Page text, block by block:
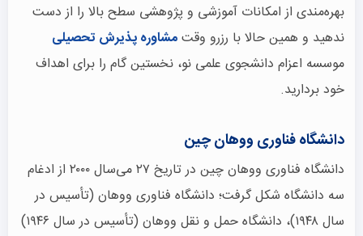
بهره‌مندی از امکانات آموزشی و پژوهشی سطح بالا را از دست
ندهید و همین حالا با رزرو وقتمشاوره پذیرش تحصیلی
موسسه اعزام دانشجوی علمی نو، نخستین گام را برای اهداف
خود بردارید.
دانشگاه فناوری ووهان چین
دانشگاه فناوری ووهان چین در تاریخ ۲۷ می‌سال ۲۰۰۰ از ادغام
سه دانشگاه شکل گرفت؛ دانشگاه فناوری ووهان (تأسیس در
سال ۱۹۴۸)، دانشگاه حمل و نقل ووهان (تأسیس در سال ۱۹۴۶)